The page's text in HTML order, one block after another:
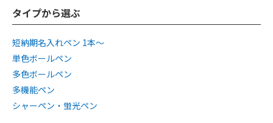
タイプから選ぶ
短納期名入れペン 1本〜
単色ボールペン
多色ボールペン
多機能ペン
シャーペン・蛍光ペン